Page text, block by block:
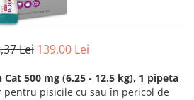
externe
externe
Lei 139,00 Lei
500 mg (6.25 - 12.5 kg), 1 pipeta
pisicile cu sau în pericol de